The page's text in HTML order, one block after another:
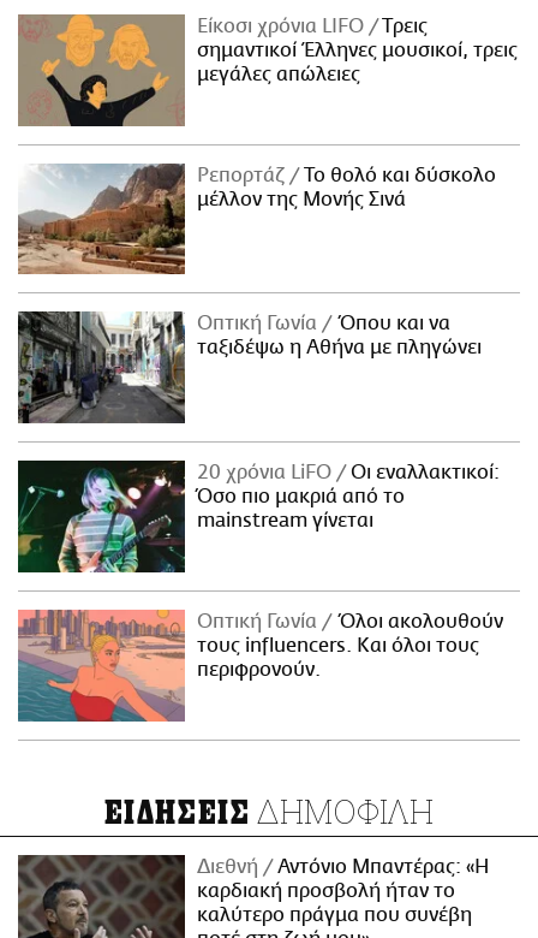
Είκοσι χρόνια LIFO
Tρεις
σημαντικοί Έλληνες μουσικοί, τρεις
μεγάλες απώλειες
Ρεπορτάζ
Το θολό και δύσκολο
μέλλον της Μονής Σινά
Οπτική Γωνία
Όπου και να
ταξιδέψω η Αθήνα με πληγώνει
20 χρόνια LiFO
Οι εναλλακτικοί:
Όσο πιο μακριά από το
mainstream γίνεται
Οπτική Γωνία
Όλοι ακολουθούν
τους influencers. Και όλοι τους
περιφρονούν.
ΕΙΔΗΣΕΙΣ ΔΗΜΟΦΙΛΗ
Διεθνή
Αντόνιο Μπαντέρας: «Η
καρδιακή προσβολή ήταν το
καλύτερο πράγμα που συνέβη